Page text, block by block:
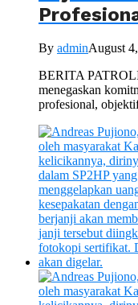
By adminAugust
BERITA
menegaskan
profesional,